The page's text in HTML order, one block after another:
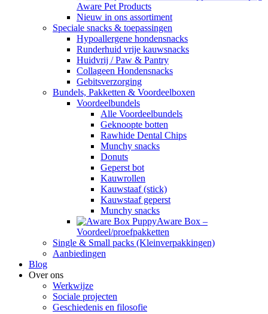
Aware Pet Products
Nieuw in ons assortiment
Speciale snacks & toepassingen
Hypoallergene hondensnacks
Runderhuid vrije kauwsnacks
Huidvrij / Paw & Pantry
Collageen Hondensnacks
Gebitsverzorging
Bundels, Pakketten & Voordeelboxen
Voordeelbundels
Alle Voordeelbundels
Geknoopte botten
Rawhide Dental Chips
Munchy snacks
Donuts
Geperst bot
Kauwrollen
Kauwstaaf (stick)
Kauwstaaf geperst
Munchy snacks
Aware Box –
Voordeel/proefpakketten
Single & Small packs (Kleinverpakkingen)
Aanbiedingen
Blog
Over ons
Werkwijze
Sociale projecten
Geschiedenis en filosofie